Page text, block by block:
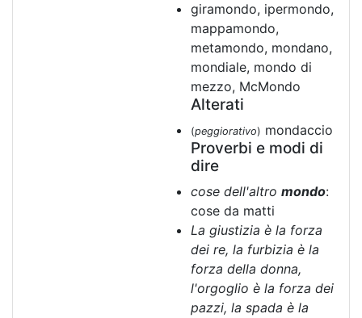
giramondo, ipermondo,
mappamondo,
metamondo, mondano,
mondiale, mondo di
mezzo, McMondo
Alterati
(peggiorativo) mondaccio
Proverbi e modi di
dire
cose dell'altro mondo:
cose da matti
La giustizia è la forza
dei re, la furbizia è la
forza della donna,
l'orgoglio è la forza dei
pazzi, la spada è la